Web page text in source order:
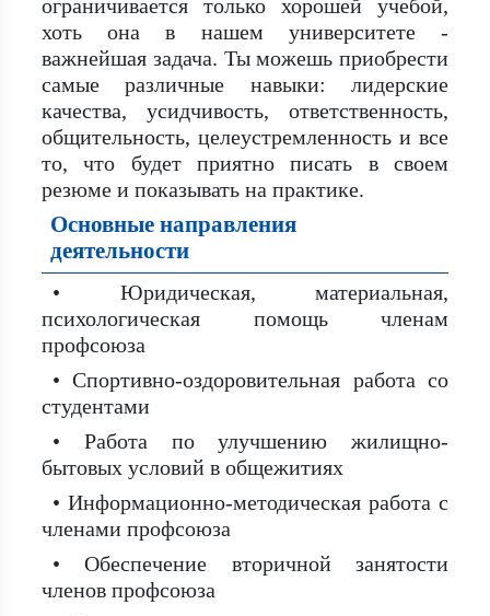
ограничивается только хорошей учебой,
хоть она в нашем университете -
важнейшая задача. Ты можешь приобрести
самые различные навыки: лидерские
качества, усидчивость, ответственность,
общительность, целеустремленность и все
то, что будет приятно писать в своем
резюме и показывать на практике.
Основные направления
деятельности
• Юридическая, материальная,
психологическая помощь членам
профсоюза
• Спортивно-оздоровительная работа со
студентами
• Работа по улучшению жилищно-
бытовых условий в общежитиях
• Информационно-методическая работа с
членами профсоюза
• Обеспечение вторичной занятости
членов профсоюза